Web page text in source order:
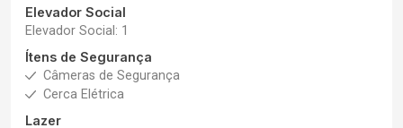
Elevador Social
Elevador Social: 1
Ítens de Segurança
Câmeras de Segurança
Cerca Elétrica
Lazer